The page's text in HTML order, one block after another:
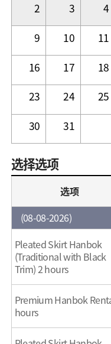
2
3 4
9
10 11
16
17 18
23
24 25
30
31
选择选项
选项
(08-08-2026)
Pleated Skirt Hanbok
(Traditional with Black
Trim) 2 hours
Premium Hanbok
hours